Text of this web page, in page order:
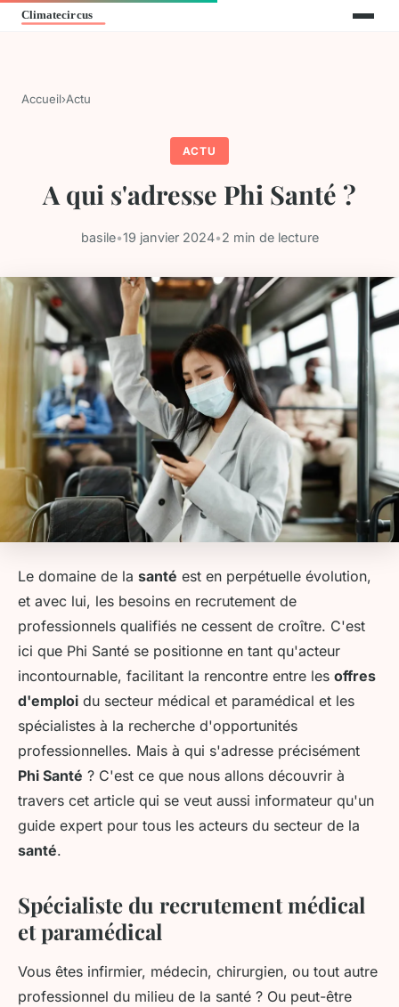
Accueil›Actu
ACTU
A qui s'adresse Phi Santé ?
basile•19 janvier 2024•2 min de lecture
Le domaine de la santé est en perpétuelle évolution,
et avec lui, les besoins en recrutement de
professionnels qualifiés ne cessent de croître. C'est
ici que Phi Santé se positionne en tant qu'acteur
incontournable, facilitant la rencontre entre les offres
d'emploi du secteur médical et paramédical et les
spécialistes à la recherche d'opportunités
professionnelles. Mais à qui s'adresse précisément
Phi Santé ? C'est ce que nous allons découvrir à
travers cet article qui se veut aussi informateur qu'un
guide expert pour tous les acteurs du secteur de la
santé.
Spécialiste du recrutement médical
et paramédical
Vous êtes infirmier, médecin, chirurgien, ou tout autre
professionnel du milieu de la santé ? Ou peut-être